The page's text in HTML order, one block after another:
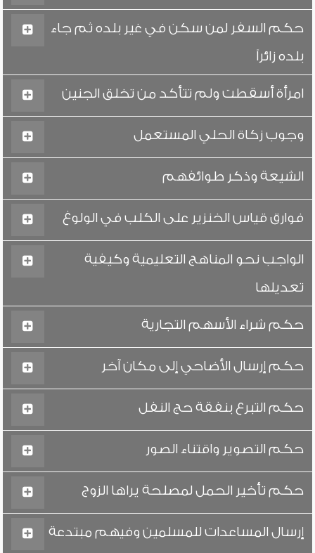
حكم السفر لمن سكن في غير بلده ثم جاء
بلده زائراً
امرأة أسقطت ولم تتأكد من تخلق الجنين
وجوب زكاة الحلي المستعمل
الشيعة وذكر طوائفهم
فوارق قياس الخنزير على الكلب في الولوغ
الواجب نحو المناهج التعليمية وكيفية
تعديلها
حكم شراء الأسهم التجارية
حكم إرسال الأضاحي إلى مكان آخر
حكم التبرع بنفقة حج النفل
حكم التصوير واقتناء الصور
حكم تأخير الحمل لمصلحة يراها الزوج
إرسال المساعدات للمسلمين وفيهم مبتدعة